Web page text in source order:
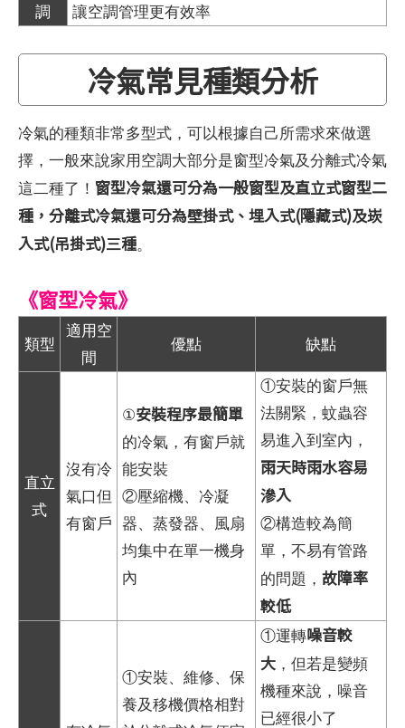
調
讓空調管理更有效率
冷氣常見種類分析
冷氣的種類非常多型式，可以根據自己所需求來做選
擇，一般來說家用空調大部分是窗型冷氣及分離式冷氣
這二種了！ 窗型冷氣還可分為一般窗型及直立式窗型二
種，分離式冷氣還可分為壁掛式、埋入式(隱藏式)及崁
入式(吊掛式)三種。
《窗型冷氣》
類型
適用空
間
優點 缺點
直立
式
沒有冷
氣口但
有窗戶
①安裝程序最簡單
的冷氣，有窗戶就
能安裝
②壓縮機、冷凝
器、蒸發器、風扇
均集中在單一機身
內
①安裝的窗戶無
法關緊，蚊蟲容
易進入到室內，
雨天時雨水容易
滲入
②構造較為簡
單，不易有管路
的問題， 故障率
較低
①安裝、維修、保
養及移機價格相對
①運轉噪音較
大 ，但若是變頻
機種來說，噪音
已經很小了